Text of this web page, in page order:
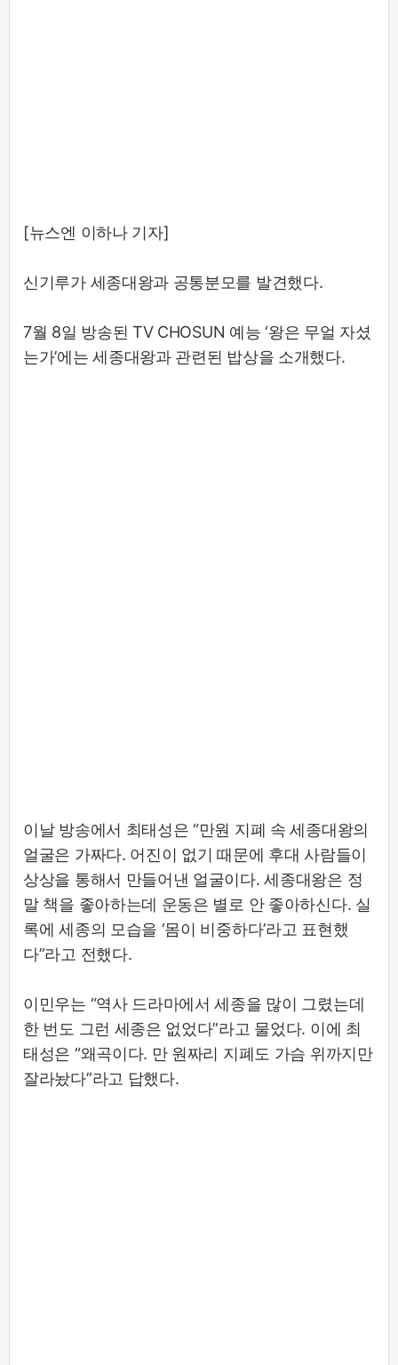
[뉴스엔 이하나 기자]
신기루가 세종대왕과 공통분모를 발견했다.
7월 8일 방송된 TV CHOSUN 예능 ‘왕은 무얼 자셨
는가’에는 세종대왕과 관련된 밥상을 소개했다.
이날 방송에서 최태성은 “만원 지폐 속 세종대왕의
얼굴은 가짜다. 어진이 없기 때문에 후대 사람들이
상상을 통해서 만들어낸 얼굴이다. 세종대왕은 정
말 책을 좋아하는데 운동은 별로 안 좋아하신다. 실
록에 세종의 모습을 ‘몸이 비중하다’라고 표현했
다”라고 전했다.
이민우는 “역사 드라마에서 세종을 많이 그렸는데
한 번도 그런 세종은 없었다”라고 물었다. 이에 최
태성은 “왜곡이다. 만 원짜리 지폐도 가슴 위까지만
잘라놨다”라고 답했다.